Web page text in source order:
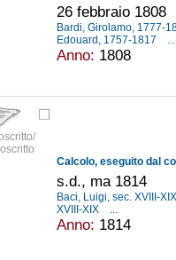
26 febbraio 1808
Bardi, Girolamo, 1777-
Edouard, 1757-1817
...
Anno: 1808
s.d., ma 1814
Baci, Luigi, sec. XVIII-
XVIII-XIX
...
Anno: 1814